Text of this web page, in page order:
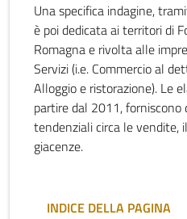
Una specifica indagine,
è poi dedicata ai territori di
Romagna e rivolta alle
Servizi (i.e. Commercio al
Alloggio e ristorazione). Le
partire dal 2011,
tendenziali circa le vendite,
giacenze.
INDICE DELLA PAGINA